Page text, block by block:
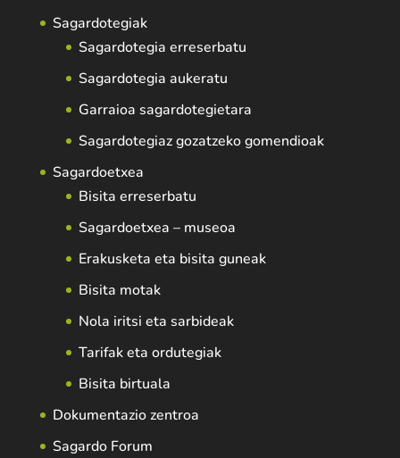
Sagardotegiak
Sagardotegia erreserbatu
Sagardotegia aukeratu
Garraioa sagardotegietara
Sagardotegiaz gozatzeko gomendioak
Sagardoetxea
Bisita erreserbatu
Sagardoetxea – museoa
Erakusketa eta bisita guneak
Bisita motak
Nola iritsi eta sarbideak
Tarifak eta ordutegiak
Bisita birtuala
Dokumentazio zentroa
Sagardo Forum